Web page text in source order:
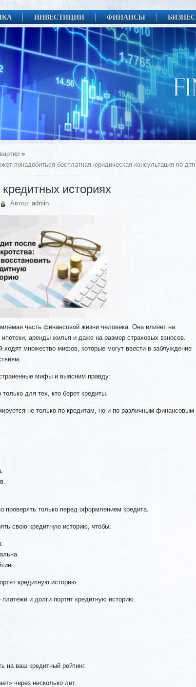
ИНВЕСТИЦИИ ФИНАНСЫ БИЗНЕС
»
понадобиться бесплатная юридическая консультация по дтп
историях
Автор: admin
часть финансовой жизни человека. Она влияет на
аренды жилья и даже на размер страховых взносов.
ходят множество мифов, которые могут ввести в заблуждение
мифы и выясним правду:
для тех, кто берет кредиты.
не только по кредитам, но и по различным финансовым
только перед оформлением кредита.
свою кредитную историю, чтобы:
кредитную историю.
и долги портят кредитную историю.
на ваш кредитный рейтинг.
через несколько лет.